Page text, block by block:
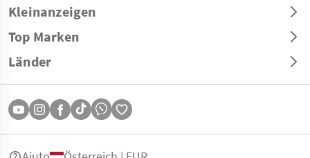
Kleinanzeigen
Top Marken
Länder